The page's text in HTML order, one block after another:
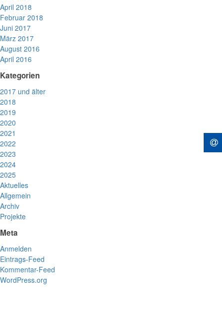
April 2018
Februar 2018
Juni 2017
März 2017
August 2016
April 2016
Kategorien
2017 und älter
2018
2019
2020
2021
2022
2023
2024
2025
Aktuelles
Allgemein
Archiv
Projekte
Meta
Anmelden
Eintrags-Feed
Kommentar-Feed
WordPress.org